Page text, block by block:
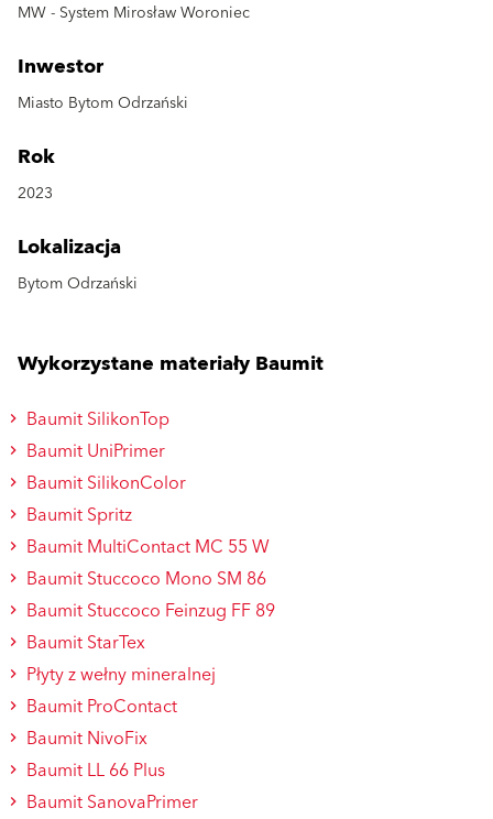
MW - System Mirosław Woroniec
Inwestor
Miasto Bytom Odrzański
Rok
2023
Lokalizacja
Bytom Odrzański
Wykorzystane materiały Baumit
Baumit SilikonTop
Baumit UniPrimer
Baumit SilikonColor
Baumit Spritz
Baumit MultiContact MC 55 W
Baumit Stuccoco Mono SM 86
Baumit Stuccoco Feinzug FF 89
Baumit StarTex
Płyty z wełny mineralnej
Baumit ProContact
Baumit NivoFix
Baumit LL 66 Plus
Baumit SanovaPrimer